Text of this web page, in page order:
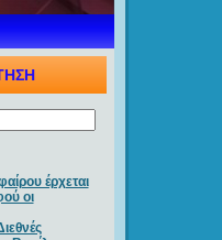
έρχεται
οι